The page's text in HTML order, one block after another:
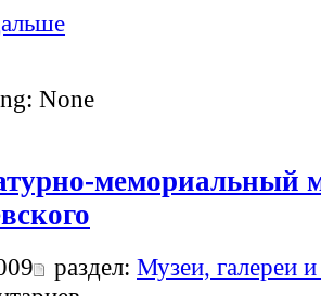
None
мемориальный
раздел: Музеи, галереи